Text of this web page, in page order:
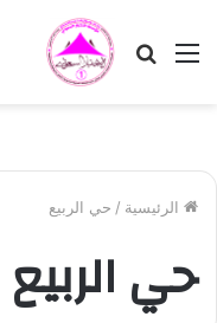
القائمة بحث
الرئيسية / حي الربيع
حي الربيع